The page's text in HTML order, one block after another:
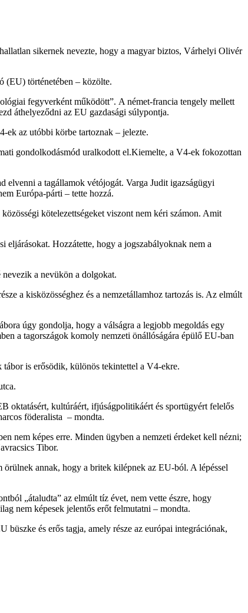
sikernek nevezte, hogy a magyar biztos, Várhelyi Olivér
(EU) történetében – közölte.
fegyverként működött”. A német-francia tengely mellett
áthelyeződni az EU gazdasági súlypontja.
ek az utóbbi körbe tartoznak – jelezte.
gondolkodásmód uralkodott el.Kiemelte, a V4-ek fokozottan
elvenni a tagállamok vétójogát. Varga Judit igazságügyi
Európa-párti – tette hozzá.
kötelezettségeket viszont nem kéri számon. Amit
Hozzátette, hogy a jogszabályoknak nem a
a nevükön a dolgokat.
a kisközösséghez és a nemzetállamhoz tartozás is. Az elmúlt
úgy gondolja, hogy a válságra a legjobb megoldás egy
a tagországok komoly nemzeti önállóságára épülő EU-ban
is erősödik, különös tekintettel a V4-ekre.
oktatásért, kultúráért, ifjúságpolitikáért és sportügyért felelős
föderalista – mondta.
nem képes erre. Minden ügyben a nemzeti érdeket kell nézni;
Tibor.
annak, hogy a britek kilépnek az EU-ból. A lépéssel
„átaludta” az elmúlt tíz évet, nem vette észre, hogy
nem képesek jelentős erőt felmutatni – mondta.
és erős tagja, amely része az európai integrációnak,